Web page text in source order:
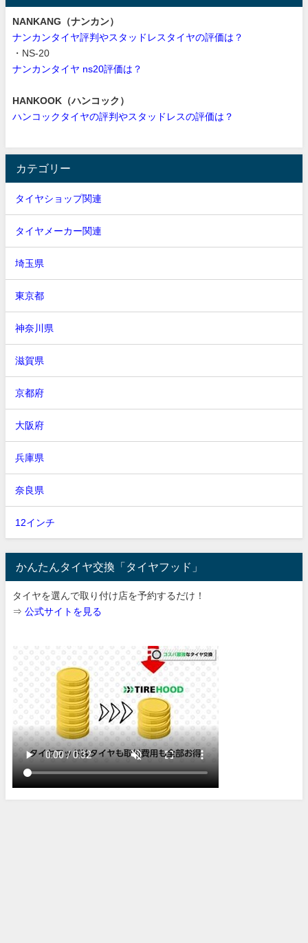
NANKANG（ナンカン）
ナンカンタイヤ評判やスタッドレスタイヤの評価は？
・NS-20
ナンカンタイヤ ns20評価は？
HANKOOK（ハンコック）
ハンコックタイヤの評判やスタッドレスの評価は？
カテゴリー
タイヤショップ関連
タイヤメーカー関連
埼玉県
東京都
神奈川県
滋賀県
京都府
大阪府
兵庫県
奈良県
12インチ
かんたんタイヤ交換「タイヤフッド」
タイヤを選んで取り付け店を予約するだけ！
⇒ 公式サイトを見る